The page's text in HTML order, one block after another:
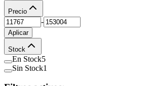
Precio
-
Aplicar
Stock
En Stock5
Sin Stock1